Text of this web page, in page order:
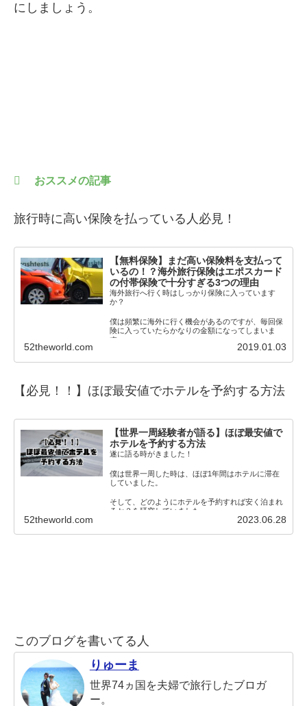
にしましょう。
おススメの記事
旅行時に高い保険を払っている人必見！
【無料保険】まだ高い保険料を支払って
いるの！？海外旅行保険はエポスカード
の付帯保険で十分すぎる3つの理由
海外旅行へ行く時はしっかり保険に入っています
か？
僕は頻繁に海外に行く機会があるのですが、毎回保
険に入っていたらかなりの金額になってしまいま
す。
52theworld.com 2019.01.03
【必見！！】 ほぼ最安値でホテルを予約する方法
【世界一周経験者が語る】ほぼ最安値で
ホテルを予約する方法
遂に語る時がきました！
僕は世界一周した時は、ほぼ1年間はホテルに滞在
していました。
そして、どのようにホテルを予約すれば安く泊まれ
るか？を研究していました。
52theworld.com 2023.06.28
このブログを書いてる人
りゅーま
世界74ヵ国を夫婦で旅行したブロガ
ー。